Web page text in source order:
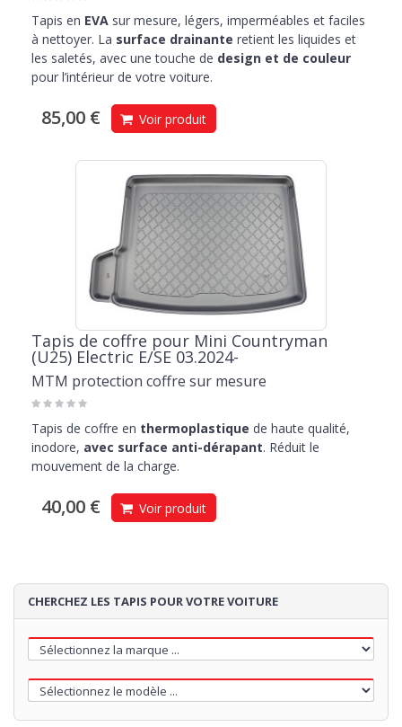
Tapis en EVA sur mesure, légers, imperméables et faciles
à nettoyer. La surface drainante retient les liquides et
les saletés, avec une touche de design et de couleur
pour l’intérieur de votre voiture.
85,00 € Voir produit
Tapis de coffre pour Mini Countryman
(U25) Electric E/SE 03.2024-
MTM protection coffre sur mesure
Tapis de coffre en thermoplastique de haute qualité,
inodore, avec surface anti-dérapant. Réduit le
mouvement de la charge.
40,00 € Voir produit
CHERCHEZ LES TAPIS POUR VOTRE VOITURE